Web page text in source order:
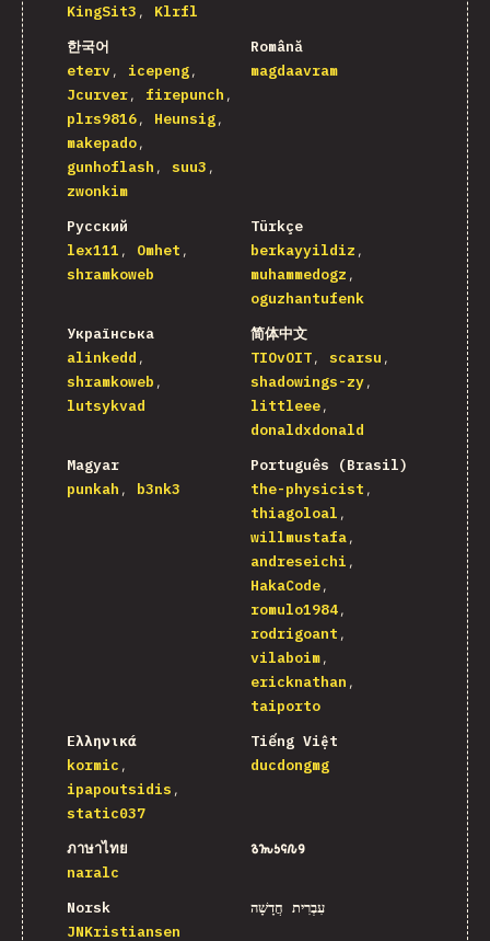
KingSit3
Klrfl
한국어
eterv
icepeng
Jcurver
firepunch
plrs9816
Heunsig
makepado
gunhoflash
suu3
zwonkim
Română
magdaavram
Русский
lex111
Omhet
shramkoweb
Türkçe
berkayyildiz
muhammedogz
oguzhantufenk
Українська
alinkedd
shramkoweb
lutsykvad
简体中文
TIOvOIT
scarsu
shadowings-zy
littleee
donaldxdonald
Magyar
punkah
b3nk3
Português (Brasil)
the-physicist
thiagoloal
willmustafa
andreseichi
HakaCode
romulo1984
rodrigoant
vilaboim
ericknathan
taiporto
Ελληνικά
kormic
ipapoutsidis
static037
Tiếng Việt
ducdongmg
ภาษาไทย
naralc
𐒈𐒝𐒑𐒛𐒐𐒘
Norsk
JNKristiansen
עִבְרִית חֲדָשָׁה